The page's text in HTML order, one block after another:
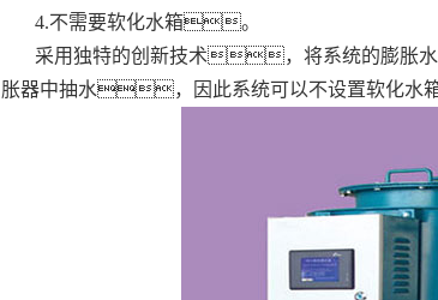
4.不需要软化水箱。
采用独特的创新技术，将系统的膨胀
胀器中抽水，因此系统可以不设置软化